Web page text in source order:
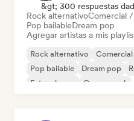
&gt; 300 respuestas
Rock alternativoComercial
Pop bailableDream pop
Agregar artistas a mis
Rock alternativo
Pop bailable
Dream pop
Future house
Garage rock